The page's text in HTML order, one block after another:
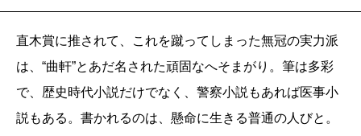
直木賞に推されて、これを蹴ってしまった無冠の実力派
は、“曲軒”とあだ名された頑固なへそまがり。筆は多彩
で、歴史時代小説だけでなく、警察小説もあれば医事小
説もある。書かれるのは、懸命に生きる普通の人びと。